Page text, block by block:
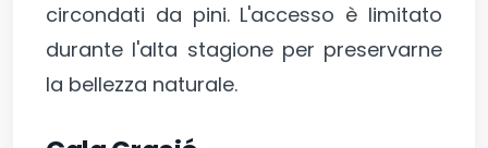
circondati da pini. L'accesso è limitato
durante l'alta stagione per preservarne
la bellezza naturale.